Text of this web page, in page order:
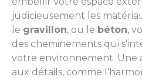
judicieusement les
le gravillon, ou le béton,
des cheminements qui
votre environnement.
aux détails, comme